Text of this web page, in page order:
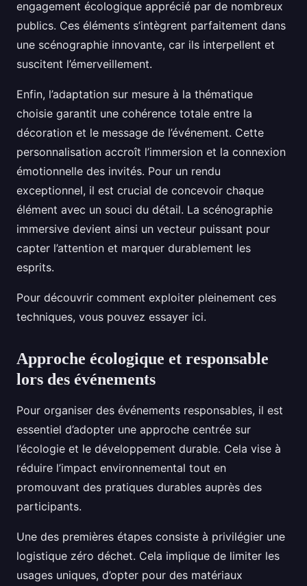
engagement écologique apprécié par de nombreux
publics. Ces éléments s’intègrent parfaitement dans
une scénographie innovante, car ils interpellent et
suscitent l’émerveillement.
Enfin, l’adaptation sur mesure à la thématique
choisie garantit une cohérence totale entre la
décoration et le message de l’événement. Cette
personnalisation accroît l’immersion et la connexion
émotionnelle des invités. Pour un rendu
exceptionnel, il est crucial de concevoir chaque
élément avec un souci du détail. La scénographie
immersive devient ainsi un vecteur puissant pour
capter l’attention et marquer durablement les
esprits.
Pour découvrir comment exploiter pleinement ces
techniques, vous pouvez essayer ici.
Approche écologique et responsable
lors des événements
Pour organiser des événements responsables, il est
essentiel d’adopter une approche centrée sur
l’écologie et le développement durable. Cela vise à
réduire l’impact environnemental tout en
promouvant des pratiques durables auprès des
participants.
Une des premières étapes consiste à privilégier une
logistique zéro déchet. Cela implique de limiter les
usages uniques, d’opter pour des matériaux